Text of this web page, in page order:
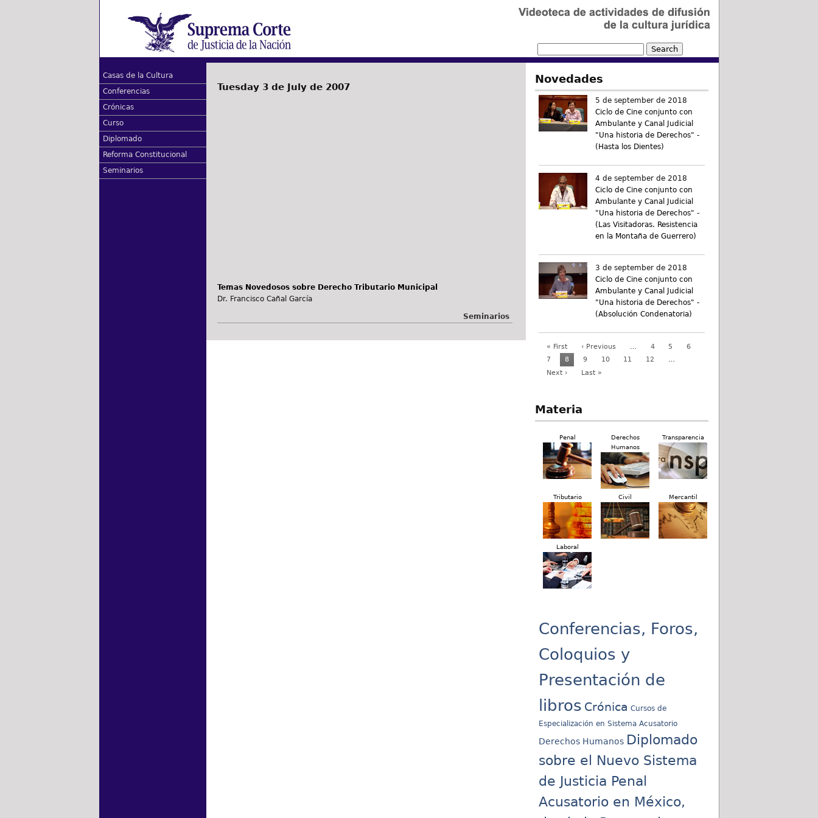
Casas de la Cultura
Conferencias
Crónicas
Curso
Diplomado
Reforma Constitucional
Seminarios
Tuesday 3 de July de 2007
Temas Novedosos sobre Derecho Tributario Municipal
Dr. Francisco Cañal García
Seminarios
Novedades
5 de september de 2018
Ciclo de Cine conjunto con
Ambulante y Canal Judicial
"Una historia de Derechos" -
(Hasta los Dientes)
4 de september de 2018
Ciclo de Cine conjunto con
Ambulante y Canal Judicial
"Una historia de Derechos" -
(Las Visitadoras. Resistencia
en la Montaña de Guerrero)
3 de september de 2018
Ciclo de Cine conjunto con
Ambulante y Canal Judicial
"Una historia de Derechos" -
(Absolución Condenatoria)
« First ‹ Previous … 4 5
6
7
8 9 10 11 12
…
Next ›
Last »
Materia
Penal
Derechos
Humanos
Transparencia
Tributario Civil Mercantil
Laboral
Conferencias, Foros,
Coloquios y
Presentación de
libros Crónica Cursos de
Especialización en Sistema Acusatorio
Derechos Humanos Diplomado
sobre el Nuevo Sistema
de Justicia Penal
Acusatorio en México,